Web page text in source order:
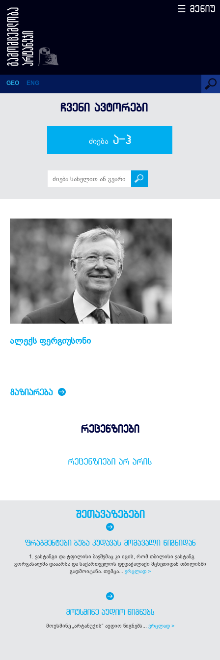
ალექს ფერგიუსონი
GEO ENG
☰ მენიუ
ᲩᲕᲔᲜᲘ ᲐᲕᲢᲝᲠᲔᲑᲘ
ძიება ა-ჰ
ალექს ფერგიუსონი
ᲒᲐᲖᲘᲐᲠᲔᲑᲐ
რეცენზიები
ᲠᲔᲪᲔᲜᲖᲘᲔᲑᲘ ᲐᲠ ᲐᲠᲘᲡ
შეთავაზებები
ᲤᲠᲐᲒᲛᲔᲜᲢᲔᲑᲘ ᲑᲣᲑᲐ ᲙᲣᲓᲐᲕᲐᲡ ᲛᲝᲛᲐᲕᲐᲚᲘ ᲬᲘᲒᲜᲘᲓᲐᲜ
1. ვახტანგი და ტფილისი ბავშვმაც კი იცის, რომ თბილისი ვახტანგ
გორგასალმა დააარსა და საქართველოს დედაქალაქი მცხეთიდან თბილისში
გადმოიტანა. თუმცა... ვრცლად >
ᲛᲝᲣᲡᲛᲘᲜᲔ ᲐᲣᲓᲘᲝ ᲬᲘᲒᲜᲔᲑᲡ
მოუსმინე „არტანუჯის“ აუდიო წიგნებს... ვრცლად >